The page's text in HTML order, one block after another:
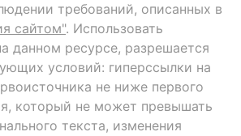
требований, описанных в
сайтом". Использовать
ресурсе, разрешается
условий: гиперссылки на
не ниже первого
который не может превышать
текста, изменения